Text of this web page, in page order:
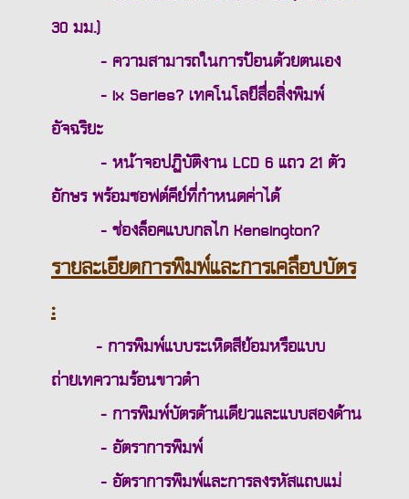
30 มม.)
- ความสามารถในการป้อนด้วยตนเอง
- ix Series? เทคโนโลยีสื่อสิ่งพิมพ์
อัจฉริยะ
- หน้าจอปฏิบัติงาน LCD 6 แถว 21 ตัว
อักษร พร้อมซอฟต์คีย์ที่กำหนดค่าได้
- ช่องล็อคแบบกลไก Kensington?
รายละเอียดการพิมพ์และการเคลือบบัตร
:
- การพิมพ์แบบระเหิดสีย้อมหรือแบบ
ถ่ายเทความร้อนขาวดำ
- การพิมพ์บัตรด้านเดียวและแบบสองด้าน
- อัตราการพิมพ์
- อัตราการพิมพ์และการลงรหัสแถบแม่